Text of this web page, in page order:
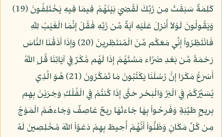
كَلِمَةٌ سَبَقَتْ مِن رَّبِّكَ لَقُضِيَ بَيْنَهُمْ فِيمَا فِيهِ يَخْتَلِفُونَ (19)
وَيَقُولُونَ لَوْلاَ أُنزِلَ عَلَيْهِ آيَةٌ مِّن رَّبِّهِ فَقُلْ إِنَّمَا الْغَيْبُ لِلّهِ
فَانْتَظِرُواْ إِنِّي مَعَكُم مِّنَ الْمُنتَظِرِينَ (20) وَإِذَا أَذَقْنَا النَّاسَ
رَحْمَةً مِّن بَعْدِ ضَرَّاء مَسَّتْهُمْ إِذَا لَهُم مَّكْرٌ فِي آيَاتِنَا قُلِ اللّهُ
أَسْرَعُ مَكْرًا إِنَّ رُسُلَنَا يَكْتُبُونَ مَا تَمْكُرُونَ (21) هُوَ الَّذِي
يُسَيِّرُكُمْ فِي الْبَرِّ وَالْبَحْرِ حَتَّى إِذَا كُنتُمْ فِي الْفُلْكِ وَجَرَيْنَ بِهِم
بِرِيحٍ طَيِّبَةٍ وَفَرِحُواْ بِهَا جَاءتْهَا رِيحٌ عَاصِفٌ وَجَاءهُمُ الْمَوْجُ
مِن كُلِّ مَكَانٍ وَظَنُّواْ أَنَّهُمْ أُحِيطَ بِهِمْ دَعَوُاْ اللّهَ مُخْلِصِينَ لَهُ